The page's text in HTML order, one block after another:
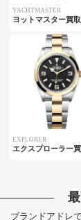
YACHTMASTER
ヨットマスター買取
EXPLORER
エクスプローラー
ブランドアドレ